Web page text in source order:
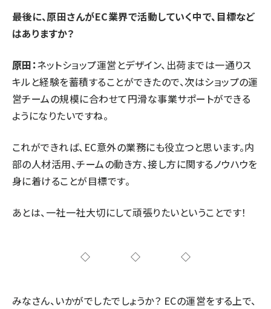
⸺最後に、原田さんがEC業界で活動していく中で、目標など
はありますか？
原田：ネットショップ運営とデザイン、出荷までは一通りス
キルと経験を蓄積することができたので、次はショップの運
営チームの規模に合わせて円滑な事業サポートができる
ようになりたいですね。
これができれば、EC意外の業務にも役立つと思います。内
部の人材活用、チームの動き方、接し方に関するノウハウを
身に着けることが目標です。
あとは、一社一社大切にして頑張りたいということです！
◇◇◇
みなさん、いかがでしたでしょうか？ ECの運営をする上で、